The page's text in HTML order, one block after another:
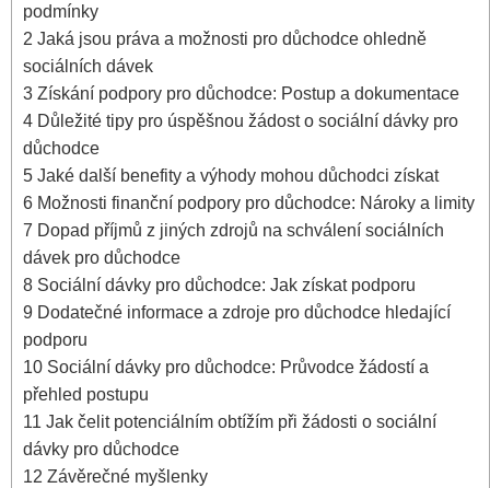
podmínky
2 Jaká jsou práva a možnosti pro důchodce ohledně
sociálních dávek
3 Získání podpory pro důchodce: Postup a dokumentace
4 Důležité tipy pro úspěšnou žádost o sociální dávky pro
důchodce
5 Jaké další benefity a výhody mohou důchodci získat
6 Možnosti finanční podpory pro důchodce: Nároky a limity
7 Dopad příjmů z jiných zdrojů na schválení sociálních
dávek pro důchodce
8 Sociální dávky pro důchodce: Jak získat podporu
9 Dodatečné informace a zdroje pro důchodce hledající
podporu
10 Sociální dávky pro důchodce: Průvodce žádostí a
přehled postupu
11 Jak čelit potenciálním obtížím při žádosti o sociální
dávky pro důchodce
12 Závěrečné myšlenky